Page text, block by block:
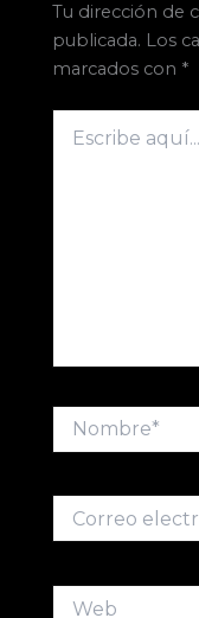
Tu dirección de
publicada. Los
marcados con *
aquí...
Nombre*
electrónico*